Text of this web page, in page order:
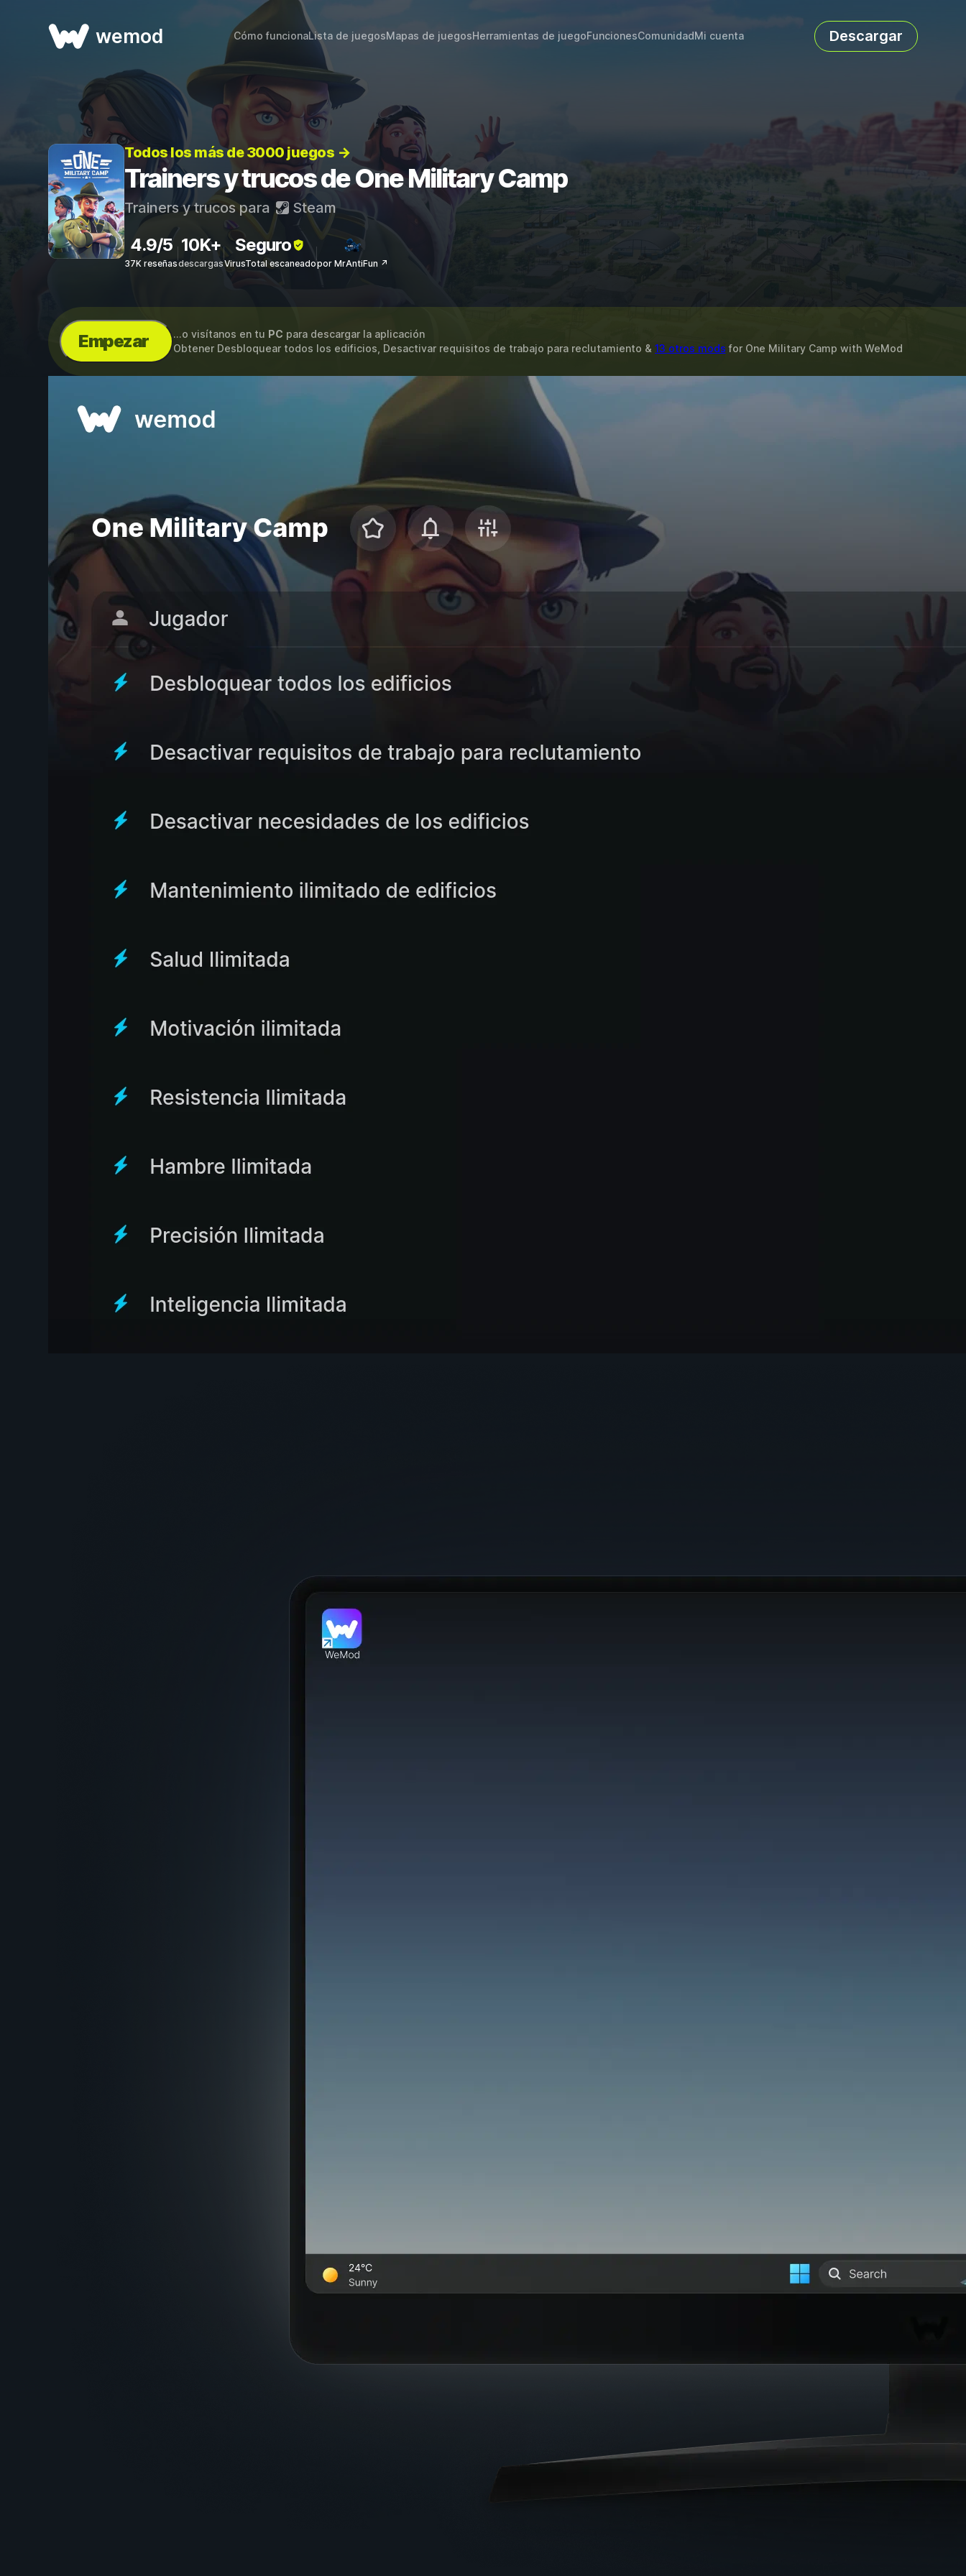
wemod Cómo funcionaLista de juegosMapas de juegosHerramientas de juegoFuncionesComunidadMi cuenta Descargar
Todos los más de 3000 juegos →
Trainers y trucos de One Military Camp
Trainers y trucos para Steam
4.9/5
37K reseñas
10K+
descargas
Seguro
VirusTotal escaneadopor MrAntiFun ↗
Empezar ...o visítanos en tu PC para descargar la aplicación
Obtener Desbloquear todos los edificios, Desactivar requisitos de trabajo para reclutamiento & 13 otros mods for One Military Camp with WeMod